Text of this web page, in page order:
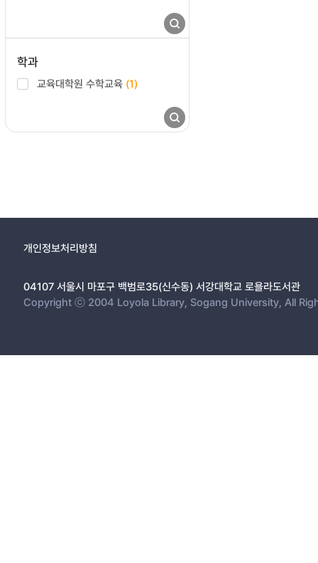
학과
교육대학원 수학교육 (1)
개인정보처리방침
04107 서울시 마포구 백범로35(신수동) 서강대학교 로욜라도서관
Copyright ⓒ 2004 Loyola Library, Sogang University, All